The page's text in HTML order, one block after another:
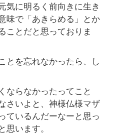
気に明るく前向きに生き
味で「あきらめる」とか
ことだと思っておりま
とを忘れなかったら、し
ならなかったってこと
さいよと、神様仏様マザ
ているんだーなーと思っ
思います。